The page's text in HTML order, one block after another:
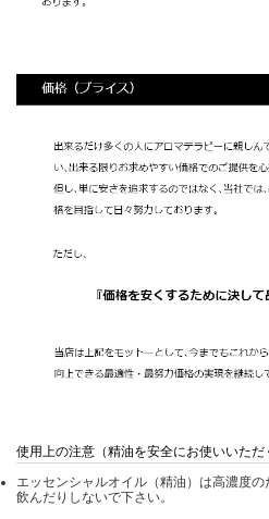
使用上の注意（精油を安全にお使いいただ
エッセンシャルオイル（精油）は高濃度の
飲んだりしないで下さい。